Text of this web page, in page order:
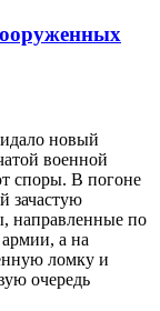
новый
военной
споры. В погоне
зачастую
направленные по
а на
ломку и
очередь